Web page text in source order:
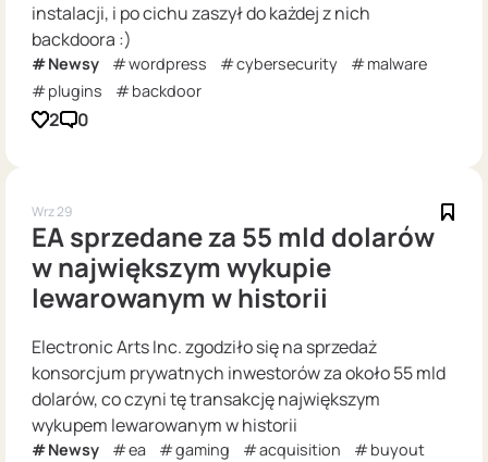
instalacji, i po cichu zaszył do każdej z nich
backdoora :)
Newsy wordpress cybersecurity
malware
plugins
backdoor
2 0
Wrz 29
EA sprzedane za 55 mld dolarów
w największym wykupie
lewarowanym w historii
Electronic Arts Inc. zgodziło się na sprzedaż
konsorcjum prywatnych inwestorów za około 55 mld
dolarów, co czyni tę transakcję największym
wykupem lewarowanym w historii
Newsy ea gaming acquisition
buyout